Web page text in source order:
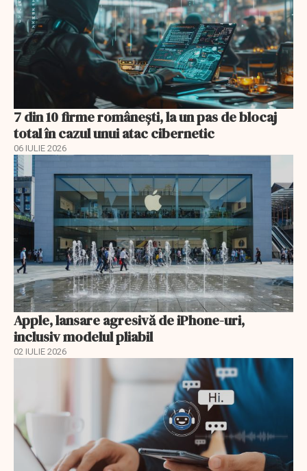
7 din 10 firme românești, la un pas de blocaj
total în cazul unui atac cibernetic
06 IULIE 2026
Apple, lansare agresivă de iPhone-uri,
inclusiv modelul pliabil
02 IULIE 2026